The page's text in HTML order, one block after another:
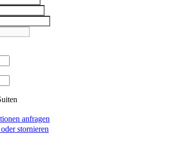
anfragen
stornieren